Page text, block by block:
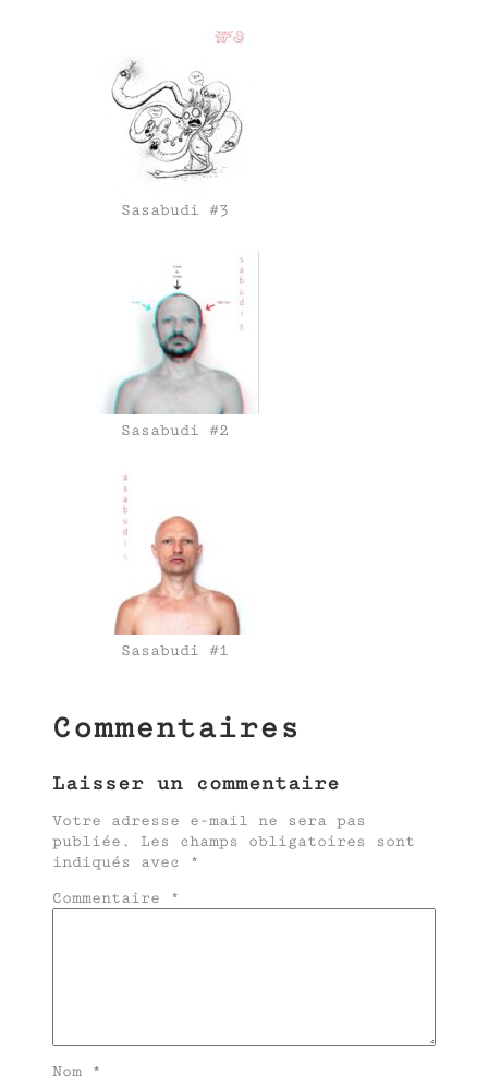
Sasabudi #3
Sasabudi #2
Sasabudi #1
Commentaires
Laisser un commentaire
Votre adresse e-mail ne sera pas
publiée.
Les champs obligatoires sont
indiqués avec
*
Commentaire
*
Nom *